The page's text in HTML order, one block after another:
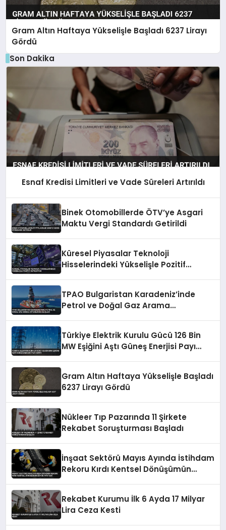
Gram Altın Haftaya Yükselişle Başladı 6237 Lirayı
Gördü
Son Dakika
Esnaf Kredisi Limitleri ve Vade Süreleri Artırıldı
Binek Otomobillerde ÖTV’ye Asgari
Maktu Vergi Standardı Getirildi
Küresel Piyasalar Teknoloji
Hisselerindeki Yükselişle Pozitif
TPAO Bulgaristan Karadeniz’inde
Petrol ve Doğal Gaz Arama
Türkiye Elektrik Kurulu Gücü 126 Bin
MW Eşiğini Aştı Güneş Enerjisi Payı
Gram Altın Haftaya Yükselişle Başladı
6237 Lirayı Gördü
Nükleer Tıp Pazarında 11 Şirkete
Rekabet Soruşturması Başladı
İnşaat Sektörü Mayıs Ayında İstihdam
Rekoru Kırdı Kentsel Dönüşümün
Rekabet Kurumu İlk 6 Ayda 17 Milyar
Lira Ceza Kesti